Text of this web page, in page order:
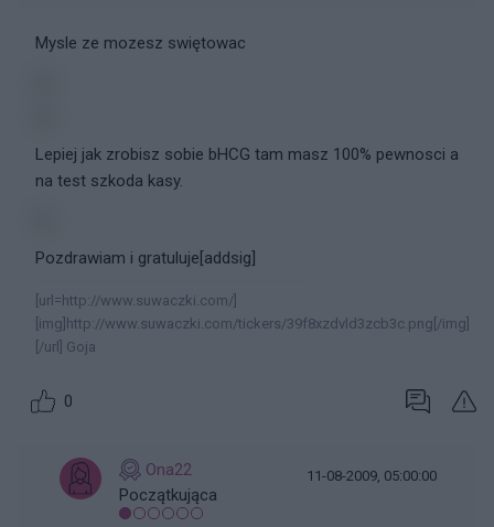
Mysle ze mozesz swiętowac
Lepiej jak zrobisz sobie bHCG tam masz 100% pewnosci a
na test szkoda kasy.
Pozdrawiam i gratuluje[addsig]
[url=http://www.suwaczki.com/]
[img]http://www.suwaczki.com/tickers/39f8xzdvld3zcb3c.png[/img]
[/url] Goja
0
Ona22
Początkująca
11-08-2009, 05:00:00